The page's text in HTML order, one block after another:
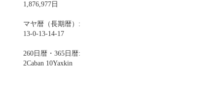
1,876,977日
マヤ暦（長期暦）:
13-0-13-14-17
260日暦・365日暦:
2Caban 10Yaxkin